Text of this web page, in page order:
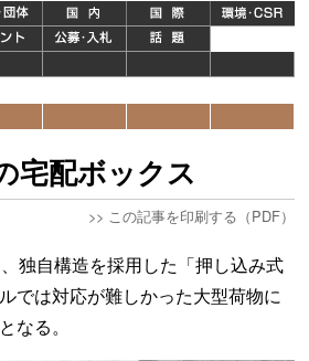
宅配ボックス
>> この記事を印刷する（PDF）
独自構造を採用した「押し込み式
では対応が難しかった大型荷物に
なる。